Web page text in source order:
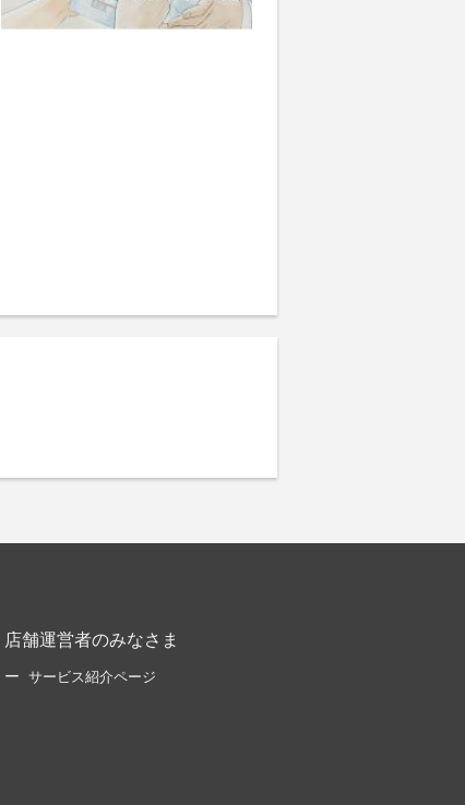
店舗運営者のみなさま
サービス紹介ページ